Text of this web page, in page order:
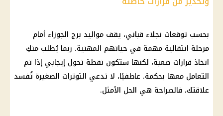
بحسب توقعات نجلاء قباني، يقف مواليد برج الجوزاء أمام
مرحلة انتقالية مهمة في حياتهم المهنية. ربما يُطلب منكِ
اتخاذ قرارات صعبة، لكنها ستكون نقطة تحول إيجابي إذا تم
التعامل معها بحكمة. عاطفيًا، لا تدعي التوترات الصغيرة تُفسد
علاقتك، فالصراحة هي الحل الأمثل.